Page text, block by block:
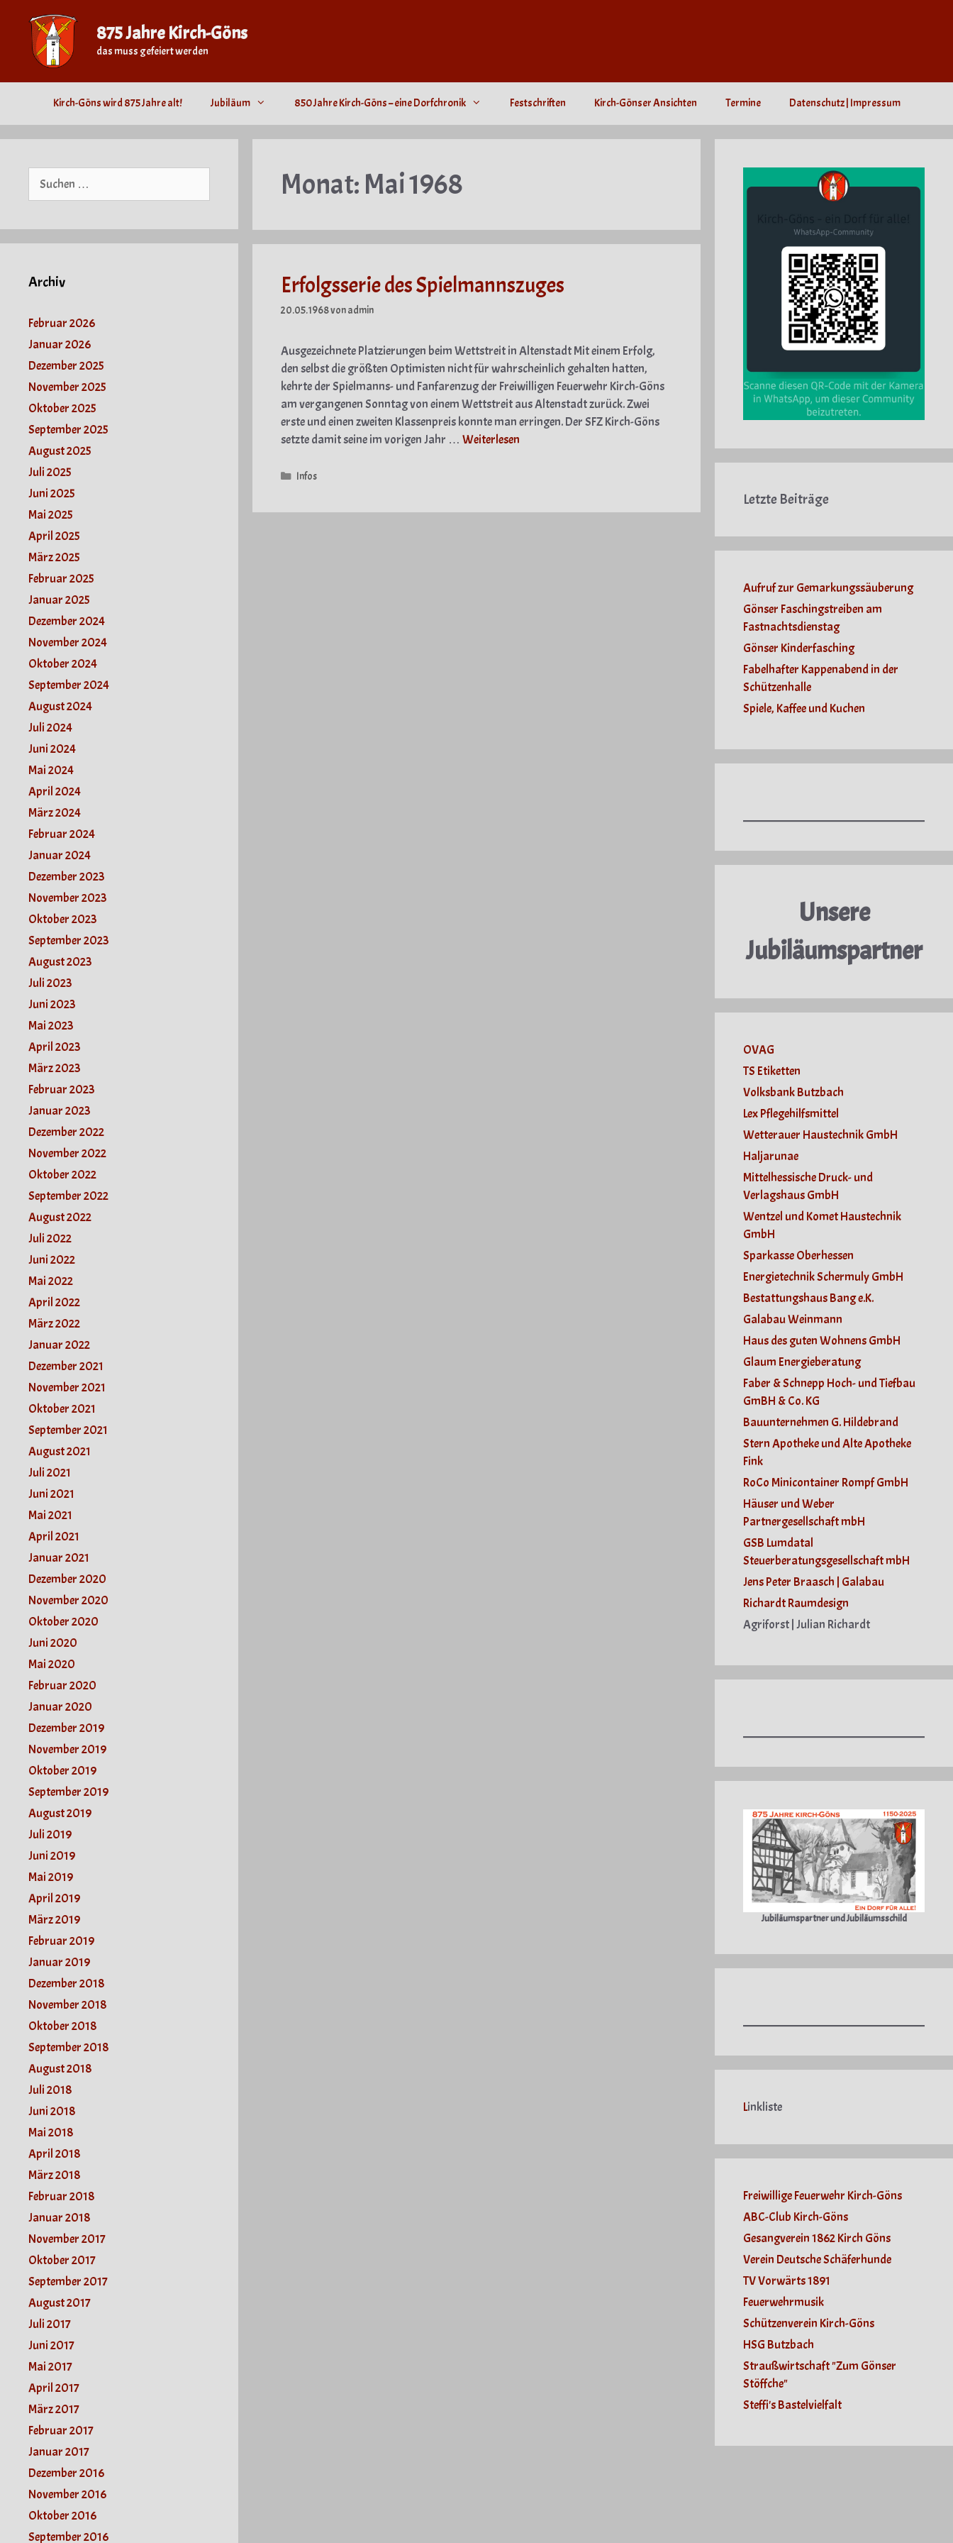
springen
875 Jahre Kirch-Göns
das muss gefeiert werden
Kirch-Göns wird 875 Jahre alt! Jubiläum 850 Jahre Kirch-Göns – eine Dorfchronik Festschriften Kirch-Gönser Ansichten Termine Datenschutz | Impressum
Monat: Mai 1968
Erfolgsserie des Spielmannszuges
20.05.1968vonadmin
Ausgezeichnete Platzierungen beim Wettstreit in Altenstadt Mit einem Erfolg,
den selbst die größten Optimisten nicht für wahrscheinlich gehalten hatten,
kehrte der Spielmanns- und Fanfarenzug der Freiwilligen Feuerwehr Kirch-Göns
am vergangenen Sonntag von einem Wettstreit aus Altenstadt zurück. Zwei
erste und einen zweiten Klassenpreis konnte man erringen. Der SFZ Kirch-Göns
setzte damit seine im vorigen Jahr … Weiterlesen
Kategorien
Infos
Archiv
Februar 2026
Januar 2026
Dezember 2025
November 2025
Oktober 2025
September 2025
August 2025
Juli 2025
Juni 2025
Mai 2025
April 2025
März 2025
Februar 2025
Januar 2025
Dezember 2024
November 2024
Oktober 2024
September 2024
August 2024
Juli 2024
Juni 2024
Mai 2024
April 2024
März 2024
Februar 2024
Januar 2024
Dezember 2023
November 2023
Oktober 2023
September 2023
August 2023
Juli 2023
Juni 2023
Mai 2023
April 2023
März 2023
Februar 2023
Januar 2023
Dezember 2022
November 2022
Oktober 2022
September 2022
August 2022
Juli 2022
Juni 2022
Mai 2022
April 2022
März 2022
Januar 2022
Dezember 2021
November 2021
Oktober 2021
September 2021
August 2021
Juli 2021
Juni 2021
Mai 2021
April 2021
Januar 2021
Dezember 2020
November 2020
Oktober 2020
Juni 2020
Mai 2020
Februar 2020
Januar 2020
Dezember 2019
November 2019
Oktober 2019
September 2019
August 2019
Juli 2019
Juni 2019
Mai 2019
April 2019
März 2019
Februar 2019
Januar 2019
Dezember 2018
November 2018
Oktober 2018
September 2018
August 2018
Juli 2018
Juni 2018
Mai 2018
April 2018
März 2018
Februar 2018
Januar 2018
November 2017
Oktober 2017
September 2017
August 2017
Juli 2017
Juni 2017
Mai 2017
April 2017
März 2017
Februar 2017
Januar 2017
Dezember 2016
November 2016
Oktober 2016
September 2016
Letzte Beiträge
Aufruf zur Gemarkungssäuberung
Gönser Faschingstreiben am
Fastnachtsdienstag
Gönser Kinderfasching
Fabelhafter Kappenabend in der
Schützenhalle
Spiele, Kaffee und Kuchen
Unsere
Jubiläumspartner
OVAG
TS Etiketten
Volksbank Butzbach
Lex Pflegehilfsmittel
Wetterauer Haustechnik GmbH
Haljarunae
Mittelhessische Druck- und
Verlagshaus GmbH
Wentzel und Komet Haustechnik
GmbH
Sparkasse Oberhessen
Energietechnik Schermuly GmbH
Bestattungshaus Bang e.K.
Galabau Weinmann
Haus des guten Wohnens GmbH
Glaum Energieberatung
Faber & Schnepp Hoch- und Tiefbau
GmBH & Co. KG
Bauunternehmen G. Hildebrand
Stern Apotheke und Alte Apotheke
Fink
RoCo Minicontainer Rompf GmbH
Häuser und Weber
Partnergesellschaft mbH
GSB Lumdatal
Steuerberatungsgesellschaft mbH
Jens Peter Braasch | Galabau
Richardt Raumdesign
Agriforst | Julian Richardt
Jubiläumspartner und Jubiläumsschild
Linkliste
Freiwillige Feuerwehr Kirch-Göns
ABC-Club Kirch-Göns
Gesangverein 1862 Kirch Göns
Verein Deutsche Schäferhunde
TV Vorwärts 1891
Feuerwehrmusik
Schützenverein Kirch-Göns
HSG Butzbach
Straußwirtschaft "Zum Gönser
Stöffche"
Steffi's Bastelvielfalt